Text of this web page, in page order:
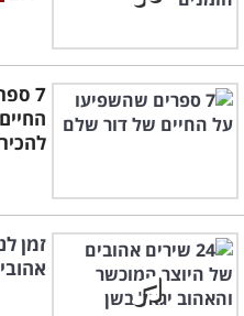
7
להכיר